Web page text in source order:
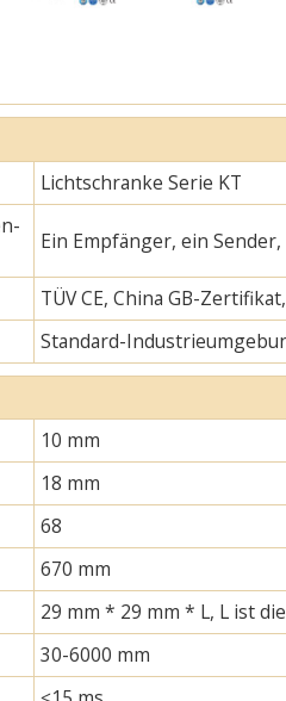
Lichtschranke Serie KT
Ein Empfänger, ein
TÜV CE, China GB-
Standard-
10 mm
18 mm
68
670 mm
29 mm * 29 mm * L, L ist
30-6000 mm